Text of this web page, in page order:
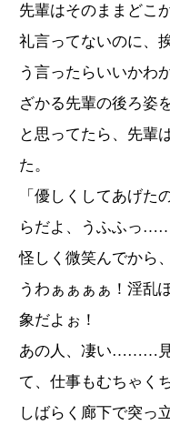
先輩はそのままどこ
礼言ってないのに、
う言ったらいいかわ
ざかる先輩の後ろ姿
と思ってたら、先輩
た。
「優しくしてあげ
らだよ、うふふっ……
怪しく微笑んでから
うわぁぁぁぁ！淫乱
象だよぉ！
あの人、凄い………見
て、仕事もむちゃく
しばらく廊下で突っ